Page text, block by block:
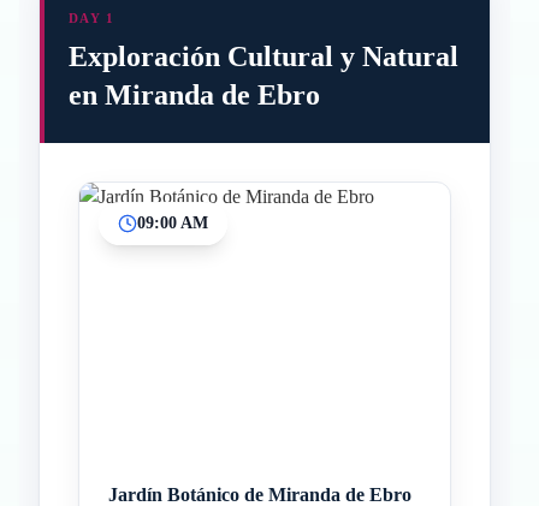
DAY 1
Exploración Cultural y Natural
en Miranda de Ebro
09:00 AM
Jardín Botánico de Miranda de Ebro